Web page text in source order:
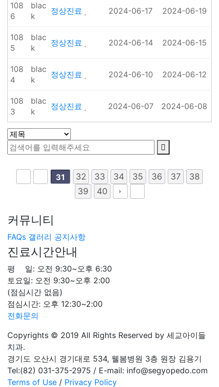
108
6
blac
k
정상진료 2024-06-17 2024-06-19
108
5
blac
k
정상진료 2024-06-14 2024-06-15
108
4
blac
k
정상진료 2024-06-10 2024-06-12
108
3
blac
k
정상진료 2024-06-07 2024-06-08
31 32 33 34 35 36 37
38
39
40
커뮤니티
FAQs 갤러리 공지사항
진료시간안내
평 일: 오전 9:30~오후 6:30
토요일: 오전 9:30~오후 2:00
(점심시간 없음)
점심시간: 오후 12:30~2:00
전화문의
Copyrights © 2019 All Rights Reserved by 세교아이들
치과.
경기도 오산시 경기대로 534, 웰봄병원 3층 원장 김용기
Tel:(82) 031-375-2975 / E-mail: info@segyopedo.com
Terms of Use / Privacy Policy